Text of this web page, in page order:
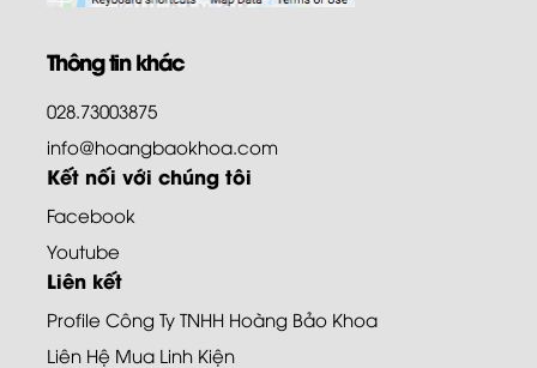
Thông tin khác
028.73003875
info@hoangbaokhoa.com
Kết nối với chúng tôi
Facebook
Youtube
Liên kết
Profile Công Ty TNHH Hoàng Bảo Khoa
Liên Hệ Mua Linh Kiện